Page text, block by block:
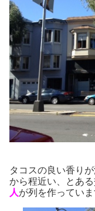
タコスの良い香り
から程近い、とあ
人が列を作っていま